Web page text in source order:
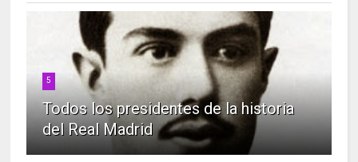
5
Todos los presidentes de la historia
del Real Madrid